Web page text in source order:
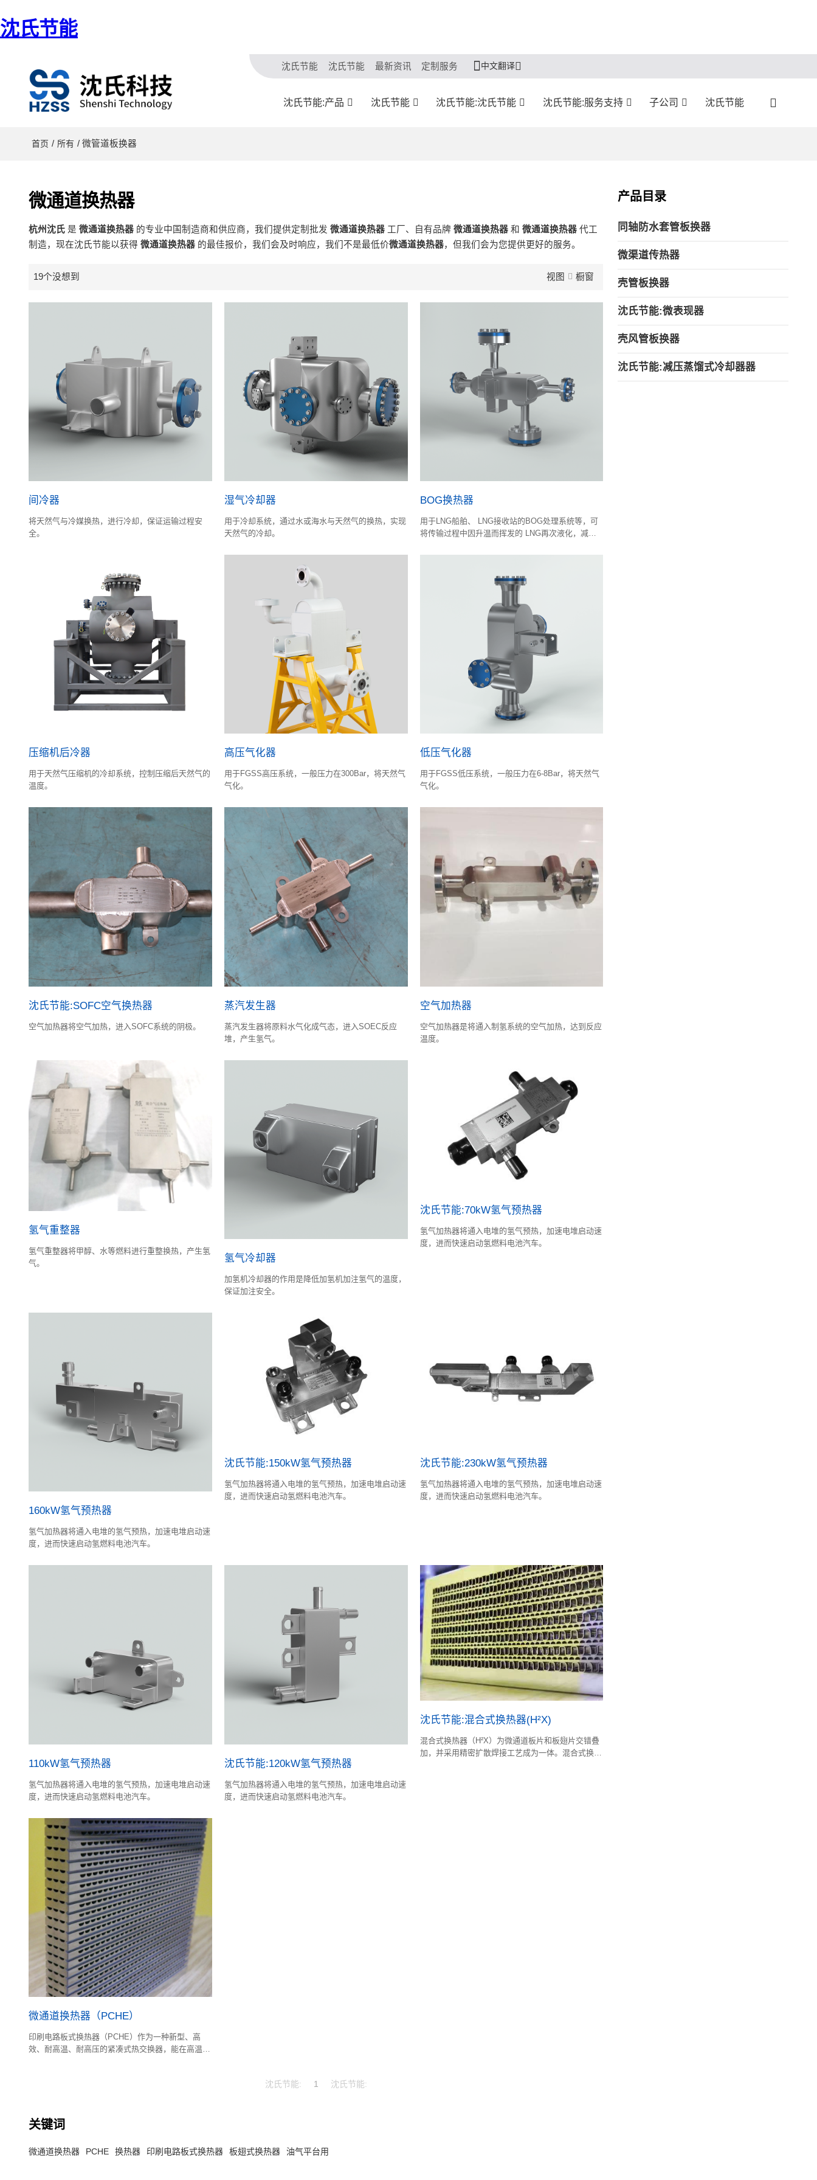
沈氏节能
沈氏节能 沈氏节能 最新资讯 定制服务 中文翻译
沈氏节能:产品 沈氏节能 沈氏节能:沈氏节能 沈氏节能:服务支持 子公司 沈氏节能
首页 / 所有 / 微管道板换器
微通道换热器
杭州沈氏是 微通道换热器的专业中国制造商和供应商，我们提供定制批发 微通道换热器工厂、自有品牌 微通道换热器和 微通道换热器代工
制造，现在沈氏节能以获得 微通道换热器的最佳报价，我们会及时响应，我们不是最低价微通道换热器，但我们会为您提供更好的服务。
19个没想到 视图 橱窗
间冷器
将天然气与冷媒换热，进行冷却，保证运输过程安
全。
湿气冷却器
用于冷却系统，通过水或海水与天然气的换热，实现
天然气的冷却。
BOG换热器
用于LNG船舶、 LNG接收站的BOG处理系统等，可
将传输过程中因升温而挥发的 LNG再次液化，减少
压缩机后冷器
用于天然气压缩机的冷却系统，控制压缩后天然气的
温度。
高压气化器
用于FGSS高压系统，一般压力在300Bar，将天然气
气化。
低压气化器
用于FGSS低压系统，一般压力在6-8Bar，将天然气
气化。
沈氏节能:SOFC空气换热器
空气加热器将空气加热，进入SOFC系统的阴极。
蒸汽发生器
蒸汽发生器将原料水气化成气态，进入SOEC反应
堆，产生氢气。
空气加热器
空气加热器是将通入制氢系统的空气加热，达到反应
温度。
氢气重整器
氢气重整器将甲醇、水等燃料进行重整换热，产生氢
气。
氢气冷却器
加氢机冷却器的作用是降低加氢机加注氢气的温度，
保证加注安全。
沈氏节能:70kW氢气预热器
氢气加热器将通入电堆的氢气预热，加速电堆启动速
度，进而快速启动氢燃料电池汽车。
160kW氢气预热器
氢气加热器将通入电堆的氢气预热，加速电堆启动速
度，进而快速启动氢燃料电池汽车。
沈氏节能:150kW氢气预热器
氢气加热器将通入电堆的氢气预热，加速电堆启动速
度，进而快速启动氢燃料电池汽车。
沈氏节能:230kW氢气预热器
氢气加热器将通入电堆的氢气预热，加速电堆启动速
度，进而快速启动氢燃料电池汽车。
110kW氢气预热器
氢气加热器将通入电堆的氢气预热，加速电堆启动速
度，进而快速启动氢燃料电池汽车。
沈氏节能:120kW氢气预热器
氢气加热器将通入电堆的氢气预热，加速电堆启动速
度，进而快速启动氢燃料电池汽车。
沈氏节能:混合式换热器(H²X)
混合式换热器（H²X）为微通道板片和板翅片交错叠
加，并采用精密扩散焊接工艺成为一体。混合式换热
微通道换热器（PCHE）
印刷电路板式换热器（PCHE）作为一种新型、高
效、耐高温、耐高压的紧凑式热交换器，能在高温高
沈氏节能: 1 沈氏节能:
关键词
微通道换热器 PCHE 换热器 印刷电路板式换热器 板翅式换热器 油气平台用
产品目录
同轴防水套管板换器
微渠道传热器
壳管板换器
沈氏节能:微表现器
壳风管板换器
沈氏节能:减压蒸馏式冷却器器